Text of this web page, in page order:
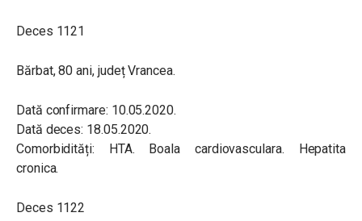
Deces 1121
Bărbat, 80 ani, județ Vrancea.
Dată confirmare: 10.05.2020.
Dată deces: 18.05.2020.
Comorbidități: HTA. Boala cardiovasculara. Hepatita
cronica.
Deces 1122